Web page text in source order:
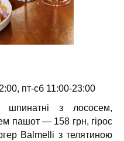
пт-сб 11:00-23:00
шпинатні з лососем,
пашот — 158 грн, гірос
Balmelli з телятиною